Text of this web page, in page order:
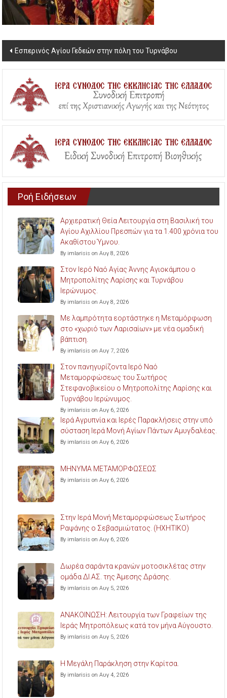
Post
navigation
Εσπερινός Αγίου Γεδεών στην πόλη του Τυρνάβου
Ροή Ειδήσεων
Αρχιερατική Θεία Λειτουργία στη Βασιλική του
Αγίου Αχιλλίου Πρεσπών για τα 1.400 χρόνια του
Ακαθίστου Ύμνου.
By imlarisis on Αυγ 8, 2026
Στον Ιερό Ναό Αγίας Άννης Αγιοκάμπου ο
Μητροπολίτης Λαρίσης και Τυρνάβου
Ιερώνυμος.
By imlarisis on Αυγ 8, 2026
Με λαμπρότητα εορτάστηκε η Μεταμόρφωση
στο «χωριό των Λαρισαίων» με νέα ομαδική
βάπτιση.
By imlarisis on Αυγ 7, 2026
Στον πανηγυρίζοντα Ιερό Ναό
Μεταμορφώσεως του Σωτήρος
Στεφανοβικείου ο Μητροπολίτης Λαρίσης και
Τυρνάβου Ιερώνυμος.
By imlarisis on Αυγ 6, 2026
Ιερά Αγρυπνία και Ιερές Παρακλήσεις στην υπό
σύσταση Ιερά Μονή Αγίων Πάντων Αμυγδαλέας.
By imlarisis on Αυγ 6, 2026
ΜΗΝΥΜΑ ΜΕΤΑΜΟΡΦΩΣΕΩΣ
By imlarisis on Αυγ 6, 2026
Στην Ιερά Μονή Μεταμορφώσεως Σωτήρος
Ραψάνης ο Σεβασμιώτατος. (ΗΧΗΤΙΚΟ)
By imlarisis on Αυγ 6, 2026
Δωρέα σαράντα κρανών μοτοσικλέτας στην
ομάδα ΔΙ.ΑΣ. της Άμεσης Δράσης.
By imlarisis on Αυγ 5, 2026
ΑΝΑΚΟΙΝΩΣΗ: Λειτουργία των Γραφείων της
Ιεράς Μητροπόλεως κατά τον μήνα Αύγουστο.
By imlarisis on Αυγ 5, 2026
Η Μεγάλη Παράκληση στην Καρίτσα.
By imlarisis on Αυγ 4, 2026